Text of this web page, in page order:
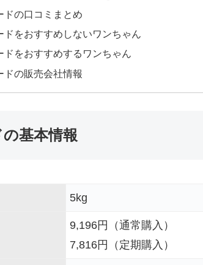
ドの口コミまとめ
ドをおすすめしないワンちゃん
ドをおすすめするワンちゃん
ドの販売会社情報
基本情報
5kg
9,196円（通常購入）
7,816円（定期購入）